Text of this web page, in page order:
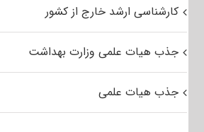
کارشناسی ارشد خارج از کشور
جذب هیات علمی وزارت بهداشت
جذب هیات علمی